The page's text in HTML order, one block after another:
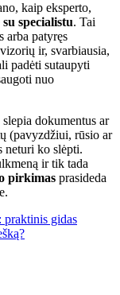
kaip eksperto,
specialistu. Tai
arba patyręs
ir, svarbiausia,
padėti sutaupyti
nuo
dokumentus ar
(pavyzdžiui, rūsio ar
neturi ko slėpti.
ir tik tada
pirkimas prasideda
praktinis gidas